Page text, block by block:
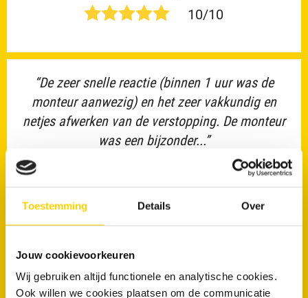
Toestemming Details Over
Jouw cookievoorkeuren
Wij gebruiken altijd functionele en analytische cookies.
Ook willen we cookies plaatsen om de communicatie
10/10
“De zeer snelle reactie (binnen 1 uur was de
monteur aanwezig) en het zeer vakkundig en
netjes afwerken van de verstopping. De monteur
was een bijzonder...”
Lees de volledige beoordeling op Feedback Company
anonymous
“Onze gootsteen en het toilet voerden het water